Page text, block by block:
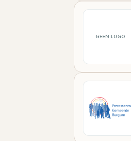
GEEN LOGO